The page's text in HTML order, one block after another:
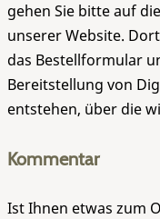
gehen Sie bitte auf
unserer Website.
das Bestellformular
Bereitstellung von
entstehen, über die
Kommentar
Ist Ihnen etwas zum